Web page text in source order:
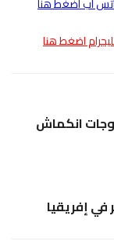
واتس اب اضغط هنا
اضغط هنا
انكماش
إفريقيا